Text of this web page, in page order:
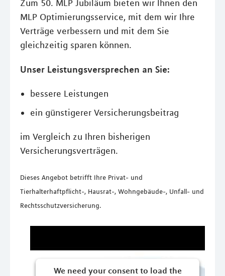
Zum 50. MLP Jubiläum bieten wir Ihnen den
MLP Optimierungsservice, mit dem wir Ihre
Verträge verbessern und mit dem Sie
gleichzeitig sparen können.
Unser Leistungsversprechen an Sie:
bessere Leistungen
ein günstigerer Versicherungsbeitrag
im Vergleich zu Ihren bisherigen
Versicherungsverträgen.
Dieses Angebot betrifft Ihre Privat- und
Tierhalterhaftpflicht-, Hausrat-, Wohngebäude-, Unfall- und
Rechtsschutzversicherung.
We need your consent to load the